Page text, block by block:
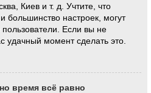
Киев и т. д. Учтите, что
большинство настроек, могут
пользователи. Если вы не
удачный момент сделать это.
время всё равно